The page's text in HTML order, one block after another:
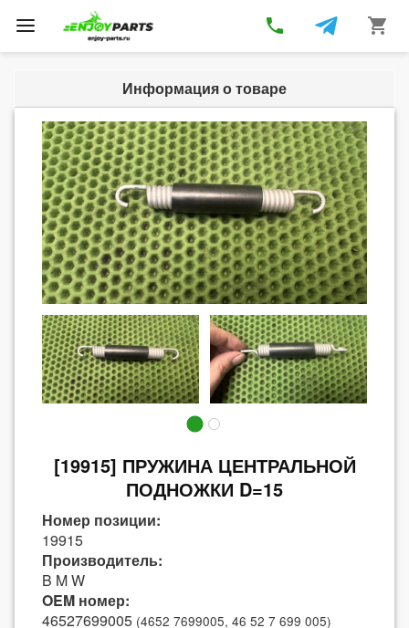
Toggle
navigation
phone shopping_cart
Информация о товаре
[19915] ПРУЖИНА ЦЕНТРАЛЬНОЙ
ПОДНОЖКИ D=15
Номер позиции:
19915
Производитель:
B M W
OEM номер:
46527699005 (4652 7699005, 46 52 7 699 005)